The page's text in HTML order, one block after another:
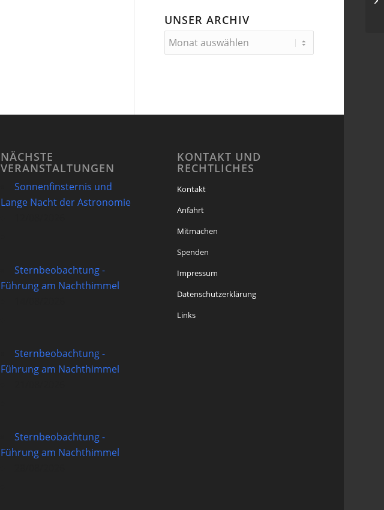
UNSER ARCHIV
NÄCHSTE
VERANSTALTUNGEN
Sonnenfinsternis und
Lange Nacht der Astronomie
Sternbeobachtung -
Führung am Nachthimmel
Sternbeobachtung -
Führung am Nachthimmel
Sternbeobachtung -
Führung am Nachthimmel
KONTAKT UND
RECHTLICHES
Kontakt
Anfahrt
Mitmachen
Spenden
Impressum
Datenschutzerklärung
Links